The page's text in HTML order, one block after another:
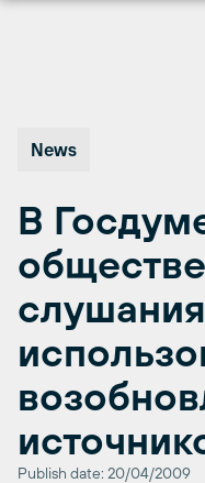
News
В
Publish date: 20/04/2009